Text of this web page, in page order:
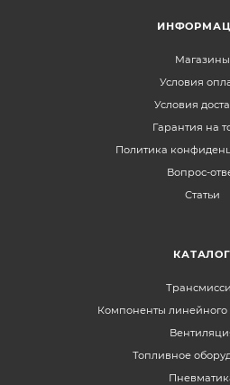
Магазины
Условия
Условия
Гарантия на
Политика
Вопрос-
Статьи
КАТАЛОГ
Компоненты
Топливное